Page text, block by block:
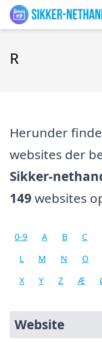
R
Herunder
websites der
Sikker-
149websites
0-9 A B C
L
M N O
X
Y Z Æ
Website